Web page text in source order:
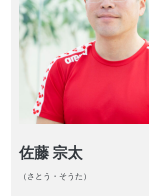
佐藤 宗太
（さとう・そうた）